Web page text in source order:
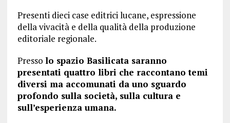
Presenti dieci case editrici lucane, espressione
della vivacità e della qualità della produzione
editoriale regionale.
Presso lo spazio Basilicata saranno
presentati quattro libri che raccontano temi
diversi ma accomunati da uno sguardo
profondo sulla società, sulla cultura e
sull’esperienza umana.